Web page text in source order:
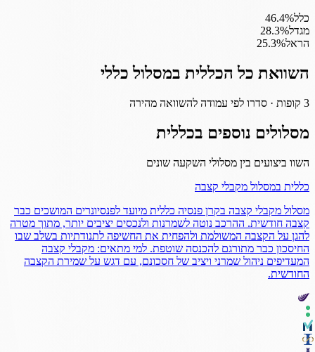
כלל 46.4%
מגדל
28.3%
הראל
25.3%
השוואת כל הכללית במסלול כללי
3 קופות · סדרו לפי עמודה להשוואה מהירה
מסלולים נוספים בכללית
השוו ביצועים בין מסלולי השקעה שונים
כללית במסלול מקבלי קצבה
מסלול מקבלי קצבה בקרן פנסיה כללית מיועד לפנסיונרים המושכים כבר
קצבה חודשית. ההרכב נוטה לשמרנות ולנכסים יציבים יותר, מתוך מטרה
להגן על הקצבה המשולמת ולהפחית את החשיפה לתנודתיות בשלב שבו
החיסכון כבר מתורגם להכנסה שוטפת. למי מתאים: מקבלי קצבה
המעדיפים ניהול שמרני ויציב של חסכונם, עם דגש על שמירת הקצבה
החודשית.